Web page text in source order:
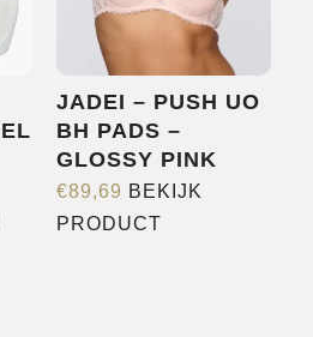
JADEI – PUSH UO
BH PADS –
GLOSSY PINK
€89,69 BEKIJK
PRODUCT